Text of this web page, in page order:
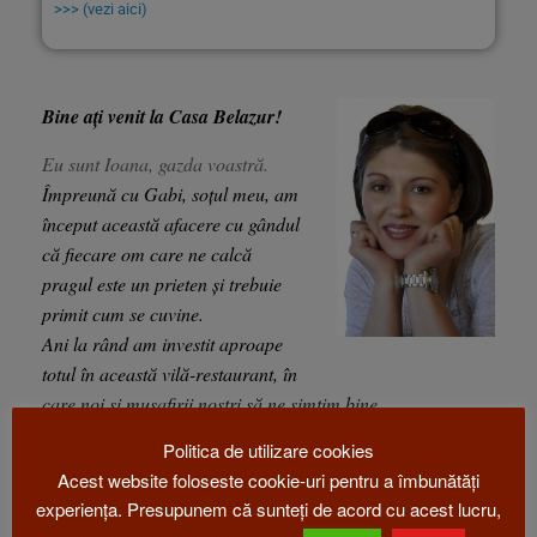
>>> (vezi aici)
Bine ați venit la Casa Belazur!
Eu sunt Ioana, gazda voastră.
Împreună cu Gabi, soțul meu, am
început această afacere cu gândul
că fiecare om care ne calcă
pragul este un prieten și trebuie
primit cum se cuvine.
Ani la rând am investit aproape
totul în această vilă-restaurant, în
care noi și musafirii noștri să ne simțim bine.
Vă rog să mă credeți că suntem fericiți atunci când oaspeții
noștri se simt bine și ne bucurăm de fiecare dată când revin
Politica de utilizare cookies
Acest website foloseste cookie-uri pentru a îmbunătăți
experiența. Presupunem că sunteți de acord cu acest lucru,